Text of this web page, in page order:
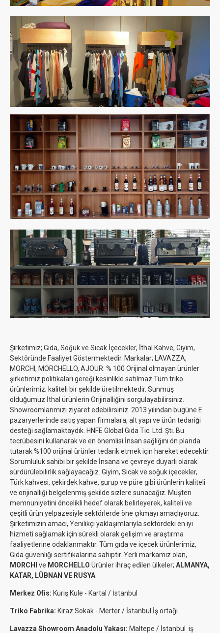
Şirketimiz; Gıda, Soğuk ve Sıcak İçecekler, İthal Kahve, Giyim,
Sektöründe Faaliyet Göstermektedir. Markalar; LAVAZZA,
MORCHI, MORCHELLO, AJOUR. % 100 Orijinal olmayan ürünler
şirketimiz politikaları gereği kesinlikle satılmaz.Tüm triko
ürünlerimiz; kaliteli bir şekilde üretilmektedir. Sunmuş
olduğumuz İthal ürünlerin Orijinalliğini sorgulayabilirsiniz.
Showroomlarımızı ziyaret edebilirsiniz. 2013 yılından bugüne E
pazaryerlerinde satış yapan firmalara, alt yapı ve ürün tedariği
desteği sağlamaktaydık. HNFE Global Gıda Tic. Ltd. Şti. Bu
tecrübesini kullanarak ve en önemlisi İnsan sağlığını ön planda
tutarak %100 orijinal ürünler tedarik etmek için hareket edecektir.
Sorumluluk sahibi bir şekilde İnsana ve çevreye duyarlı olarak
sürdürülebilirlik sağlayacağız. Giyim, Sıcak ve soğuk içecekler,
Türk kahvesi, çekirdek kahve, şurup ve püre gibi ürünlerin kaliteli
ve orijinalliği belgelenmiş şekilde sizlere sunacağız. Müşteri
memnuniyetini öncelikli hedef olarak belirleyerek, kaliteli ve
çeşitli ürün yelpazesiyle sektörlerde öne çıkmayı amaçlıyoruz.
Şirketimizin amacı, Yenilikçi yaklaşımlarıyla sektördeki en iyi
hizmeti sağlamak için sürekli olarak gelişim ve araştırma
faaliyetlerine odaklanmaktır. Tüm gıda ve içecek ürünlerimiz,
Gıda güvenliği sertifikalarına sahiptir. Yerli markamız olan,
MORCHI ve MORCHELLO Ürünler ihraç edilen ülkeler; ALMANYA,
KATAR, LÜBNAN VE RUSYA
Merkez Ofis: Kuriş Kule - Kartal / İstanbul
Triko Fabrika: Kiraz Sokak - Merter / İstanbul İş ortağı
Lavazza Showroom Anadolu Yakası: Maltepe / İstanbul iş